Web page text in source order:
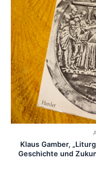
Klaus Gamber,
Geschichte und